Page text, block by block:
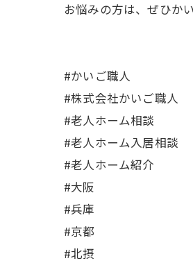
お悩みの方は、ぜひか
#かいご職人
#株式会社かいご職人
#老人ホーム相談
#老人ホーム入居相談
#老人ホーム紹介
#大阪
#兵庫
#京都
#北摂